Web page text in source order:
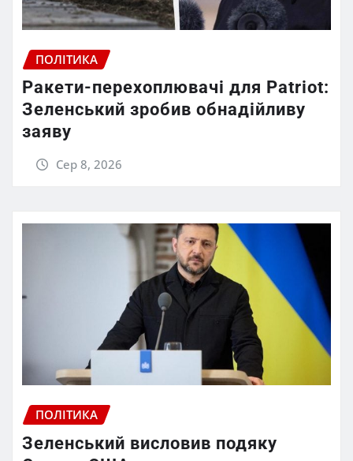
ПОЛІТИКА
Ракети-перехоплювачі для Patriot:
Зеленський зробив обнадійливу
заяву
Сер 8, 2026
ПОЛІТИКА
Зеленський висловив подяку